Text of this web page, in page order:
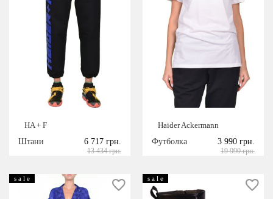
HA + F
Штани
6 717 грн.
13 434 грн.
Haider Ackermann
Футболка
3 990 грн.
19 990 грн.
s a l e s a l e